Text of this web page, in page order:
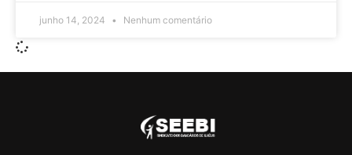
junho 14, 2024 Nenhum comentário